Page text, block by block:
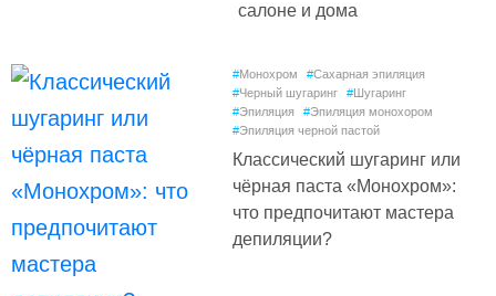
салоне и дома
#Монохром #Сахарная эпиляция
#Черный шугаринг #Шугаринг
#Эпиляция #Эпиляция монохором
#Эпиляция черной пастой
Классический шугаринг или
чёрная паста «Монохром»:
что предпочитают мастера
депиляции?